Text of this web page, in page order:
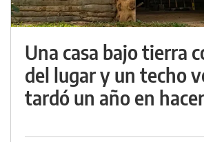
Una casa bajo tierra
del lugar y un techo
tardó un año en